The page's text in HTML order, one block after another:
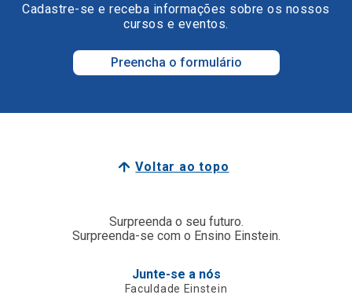
Cadastre-se e receba informações sobre os nossos
cursos e eventos.
Preencha o formulário
Voltar ao topo
Surpreenda o seu futuro.
Surpreenda-se com o Ensino Einstein.
Junte-se a nós
Faculdade Einstein